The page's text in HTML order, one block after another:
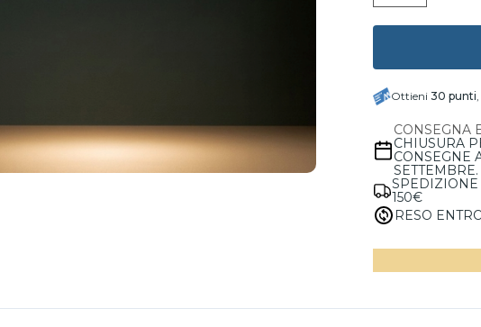
Ottieni 30 punti
CONSEGNA
CHIUSURA
CONSEGNE
SETTEMBRE.
SPEDIZIONE
150€
RESO